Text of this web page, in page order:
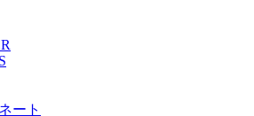
ート